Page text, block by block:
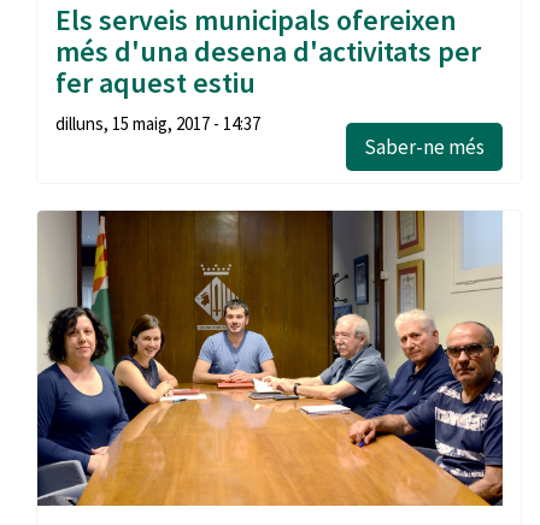
Els serveis municipals ofereixen
més d'una desena d'activitats per
fer aquest estiu
dilluns, 15 maig, 2017 - 14:37
Saber-ne més